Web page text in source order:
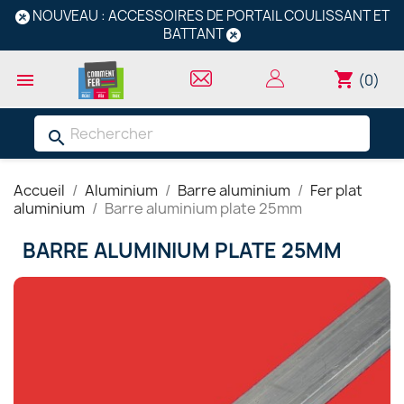
NOUVEAU : ACCESSOIRES DE PORTAIL COULISSANT ET
BATTANT
 shopping_cart (0)
search
Accueil Aluminium Barre aluminium
Fer plat
aluminium
Barre aluminium plate 25mm
BARRE ALUMINIUM PLATE 25MM